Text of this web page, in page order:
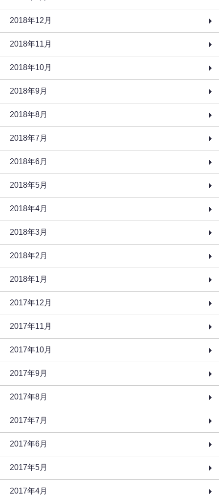
2018年12月
2018年11月
2018年10月
2018年9月
2018年8月
2018年7月
2018年6月
2018年5月
2018年4月
2018年3月
2018年2月
2018年1月
2017年12月
2017年11月
2017年10月
2017年9月
2017年8月
2017年7月
2017年6月
2017年5月
2017年4月